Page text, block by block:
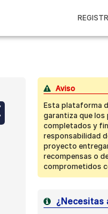
Aviso
Esta plataforma
garantiza que los
completados y
responsabilidad
proyecto
recompensas o
comprometidos
¿Necesitas